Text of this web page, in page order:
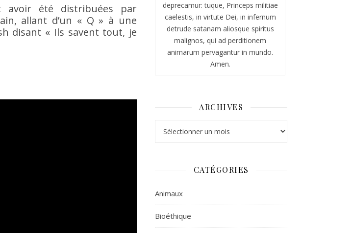
avoir été distribuées par
allant d’un « Q » à une
disant « Ils savent tout, je
deprecamur: tuque, Princeps militiae
caelestis, in virtute Dei, in infernum
detrude satanam aliosque spiritus
malignos, qui ad perditionem
animarum pervagantur in mundo.
Amen.
ARCHIVES
CATÉGORIES
Animaux
Bioéthique